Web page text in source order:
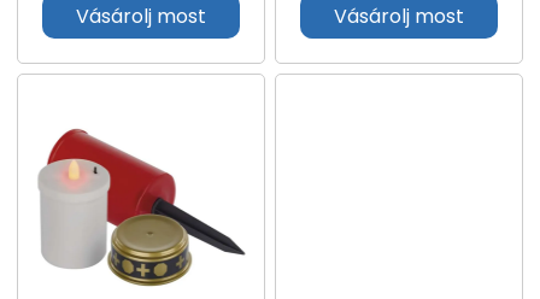
Vásárolj most Vásárolj most